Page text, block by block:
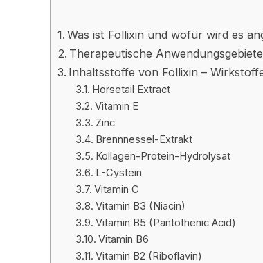
Was ist Follixin und wofür wird es
Therapeutische
Inhaltsstoffe von Follixin –
Horsetail Extract
Vitamin E
Zinc
Brennnessel-Extrakt
Kollagen-Protein-Hydrolysat
L-Cystein
Vitamin C
Vitamin B3 (Niacin)
Vitamin B5 (Pantothenic Acid)
Vitamin B6
Vitamin B2 (Riboflavin)